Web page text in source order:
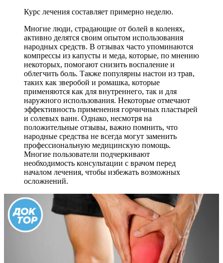
Курс лечения составляет примерно неделю.
Многие люди, страдающие от болей в коленях,
активно делятся своим опытом использования
народных средств. В отзывах часто упоминаются
компрессы из капусты и меда, которые, по мнению
некоторых, помогают снизить воспаление и
облегчить боль. Также популярны настои из трав,
таких как зверобой и ромашка, которые
применяются как для внутреннего, так и для
наружного использования. Некоторые отмечают
эффективность применения горчичных пластырей
и солевых ванн. Однако, несмотря на
положительные отзывы, важно помнить, что
народные средства не всегда могут заменить
профессиональную медицинскую помощь.
Многие пользователи подчеркивают
необходимость консультации с врачом перед
началом лечения, чтобы избежать возможных
осложнений.